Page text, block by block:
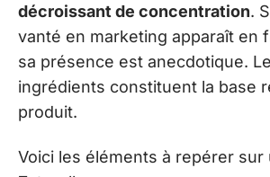
décroissant de concentration.
vanté en marketing apparaît en
sa présence est anecdotique.
ingrédients constituent la base
produit.
Voici les éléments à repérer sur